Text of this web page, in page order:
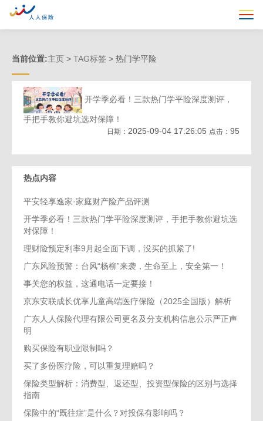
当前位置:主页 > TAG标签 > 热门学平险
开学季必看！三款热门学平险深度测评，
手把手教你避坑选对保障！
日期： 2025-09-04 17:26:05 点击： 95
热点内容
平安轻享逸家·家庭财产险产品评测
开学季必看！三款热门学平险深度测评，手把手教你避坑选
对保障！
理财险预定利率9月起全面下调，没买的抓紧了!
广东风险预警：台风“杨柳”来袭，生命至上，安全第一！
事关您的权益，这通电话一定要接！
京东安联成长优享儿童高端医疗保险（2025全国版）解析
广东人人保险代理有限公司更名及分支机构信息公示严正声
明
购买保险有职业限制吗？
买了多份医疗险，可以重复理赔吗？
保险类型解析：消费型、返还型、投资型保险的区别与选择
指南
保险中的“既往症”是什么？对投保有影响吗？